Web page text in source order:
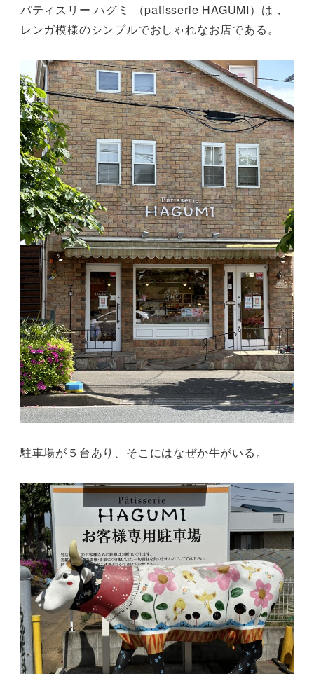
パティスリー ハグミ （patisserie HAGUMI）は，
レンガ模様のシンプルでおしゃれなお店である。
駐車場が５台あり、そこにはなぜか牛がいる。